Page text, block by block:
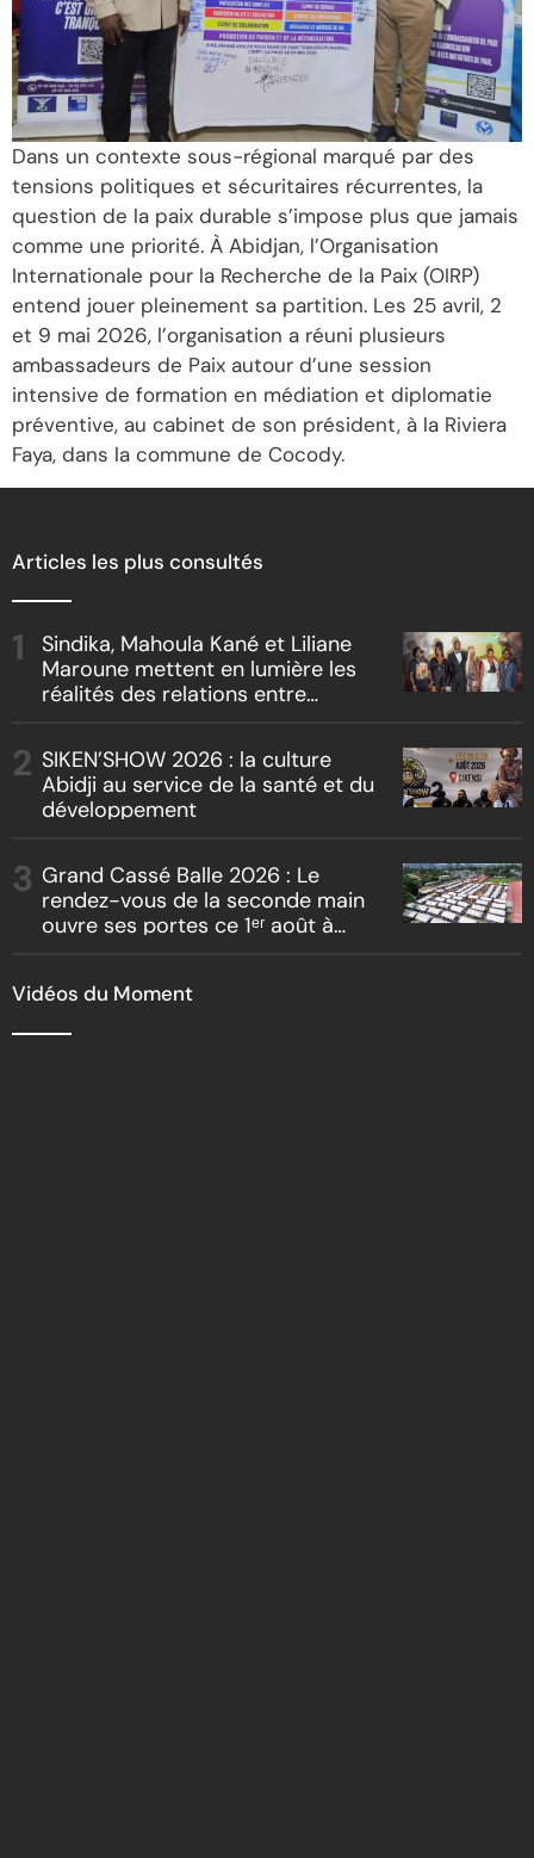
Dans un contexte sous-régional marqué par des
tensions politiques et sécuritaires récurrentes, la
question de la paix durable s’impose plus que jamais
comme une priorité. À Abidjan, l’Organisation
Internationale pour la Recherche de la Paix (OIRP)
entend jouer pleinement sa partition. Les 25 avril, 2
et 9 mai 2026, l’organisation a réuni plusieurs
ambassadeurs de Paix autour d’une session
intensive de formation en médiation et diplomatie
préventive, au cabinet de son président, à la Riviera
Faya, dans la commune de Cocody.
Articles les plus consultés
Sindika, Mahoula Kané et Liliane
Maroune mettent en lumière les
réalités des relations entre
« Boss vs Boss »
SIKEN’SHOW 2026 : la culture
Abidji au service de la santé et du
développement
Grand Cassé Balle 2026 : Le
rendez-vous de la seconde main
ouvre ses portes ce 1ᵉʳ août à
Vidéos du Moment